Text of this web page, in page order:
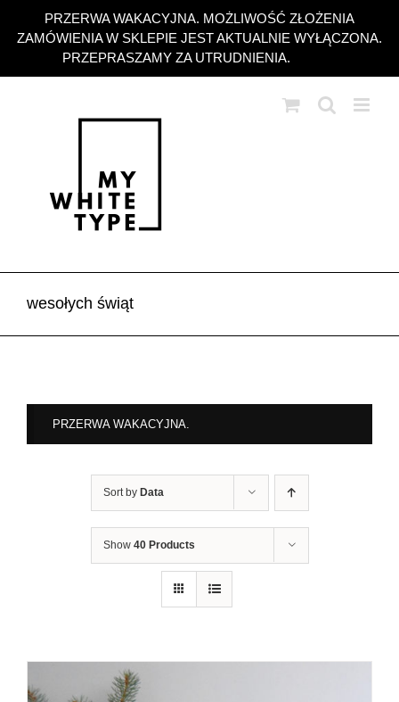
PRZERWA WAKACYJNA. MOŻLIWOŚĆ ZŁOŻENIA
ZAMÓWIENIA W SKLEPIE JEST AKTUALNIE WYŁĄCZONA.
PRZEPRASZAMY ZA UTRUDNIENIA.
zawartości
wesołych świąt
PRZERWA WAKACYJNA.
Sort by Data
Show 40 Products